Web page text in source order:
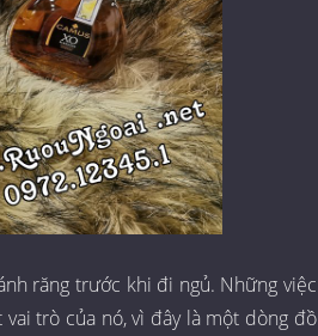
răng trước khi đi ngủ. Những việc
trò của nó, vì đây là một dòng đồ